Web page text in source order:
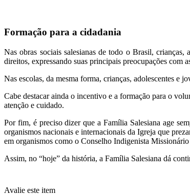
Formação para a cidadania
Nas obras sociais salesianas de todo o Brasil, crianças,
direitos, expressando suas principais preocupações com
Nas escolas, da mesma forma, crianças, adolescentes e
Cabe destacar ainda o incentivo e a formação para o
atenção e cuidado.
Por fim, é preciso dizer que a Família Salesiana age
organismos nacionais e internacionais da Igreja que
em organismos como o Conselho Indigenista
Assim, no “hoje” da história, a Família Salesiana dá
Avalie este item